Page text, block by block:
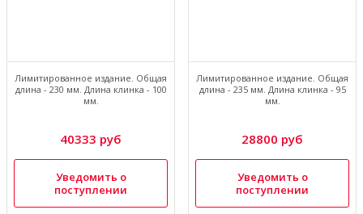
Лимитированное издание. Общая
длина - 230 мм. Длина клинка - 100
мм.
40333 руб
Уведомить о
поступлении
Лимитированное издание. Общая
длина - 235 мм. Длина клинка - 95
мм.
28800 руб
Уведомить о
поступлении